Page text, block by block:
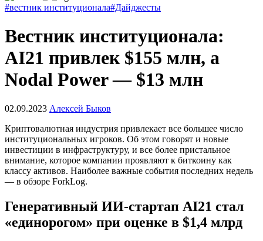
#вестник институционала#Дайджесты
Вестник институционала:
AI21 привлек $155 млн, а
Nodal Power — $13 млн
02.09.2023 Алексей Быков
Криптовалютная индустрия привлекает все большее число
институциональных игроков. Об этом говорят и новые
инвестиции в инфраструктуру, и все более пристальное
внимание, которое компании проявляют к биткоину как
классу активов. Наиболее важные события последних недель
— в обзоре ForkLog.
Генеративный ИИ-стартап AI21 стал
«единорогом» при оценке в $1,4 млрд